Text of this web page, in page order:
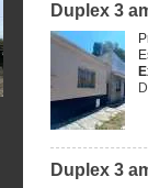
Duplex 3
Duplex 3